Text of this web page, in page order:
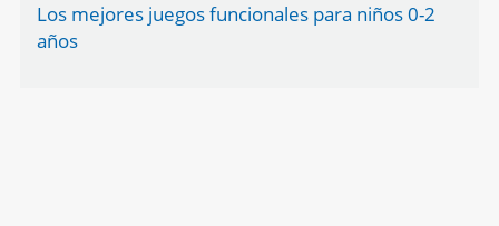
Los mejores juegos funcionales para niños 0-2
años